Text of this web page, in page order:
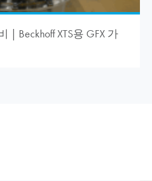
| Beckhoff XTS용 GFX 가